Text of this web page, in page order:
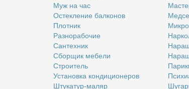
Муж на час
Остек­ле­ние бал­ко­нов
Плот­ник
Раз­но­ра­бо­чие
Сан­тех­ник
Сбор­щик ме­бе­ли
Стро­и­тель
Уста­нов­ка кон­ди­ци­о­не­ров
Шту­ка­тур-ма­ляр